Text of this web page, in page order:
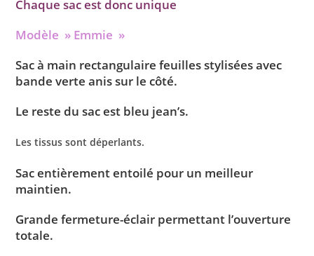
Chaque sac est donc unique
Modèle » Emmie »
Sac à main rectangulaire feuilles stylisées avec
bande verte anis sur le côté.
Le reste du sac est bleu jean’s.
Les tissus sont déperlants.
Sac entièrement entoilé pour un meilleur
maintien.
Grande fermeture-éclair permettant l’ouverture
totale.